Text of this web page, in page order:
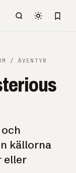
/ ÄVENTYR
källorna
eller